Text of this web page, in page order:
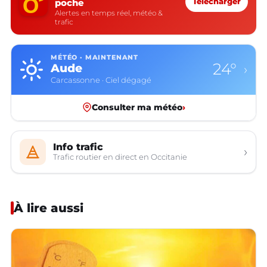
poche
Alertes en temps réel, météo &
trafic
MÉTÉO · MAINTENANT
Aude
Carcassonne · Ciel dégagé
24° ›
Consulter ma météo›
Info trafic
Trafic routier en direct en Occitanie ›
À lire aussi